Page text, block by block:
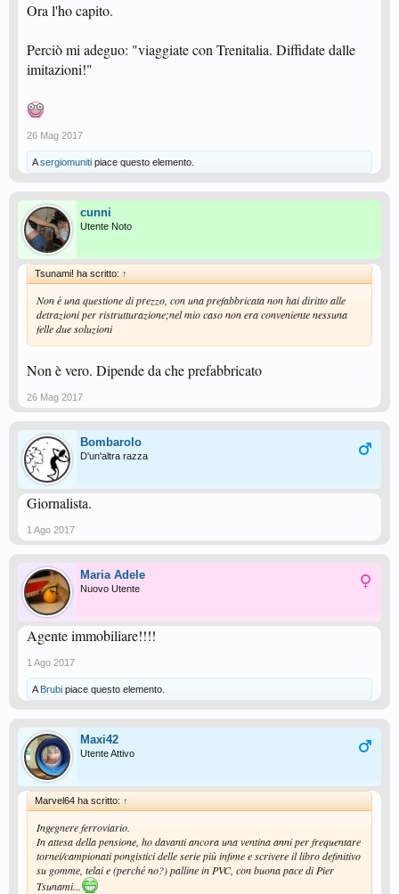
Ora l'ho capito.
Perciò mi adeguo: "viaggiate con Trenitalia. Diffidate dalle
imitazioni!"
26 Mag 2017
Asergiomuniti piace questo elemento.
cunni
Utente Noto
Tsunami! ha scritto: ↑
Non è una questione di prezzo, con una prefabbricata non hai diritto alle
detrazioni per ristrutturazione;nel mio caso non era conveniente nessuna
felle due soluzioni
Non è vero. Dipende da che prefabbricato
26 Mag 2017
Bombarolo
D'un'altra razza
Giornalista.
1 Ago 2017
Maria Adele
Nuovo Utente
Agente immobiliare!!!!
1 Ago 2017
A Brubi piace questo elemento.
Maxi42
Utente Attivo
Marvel64 ha scritto: ↑
Ingegnere ferroviario.
In attesa della pensione, ho davanti ancora una ventina anni per frequentare
tornei/campionati pongistici delle serie più infime e scrivere il libro definitivo
su gomme, telai e (perché no?) palline in PVC, con buona pace di Pier
Tsunami...